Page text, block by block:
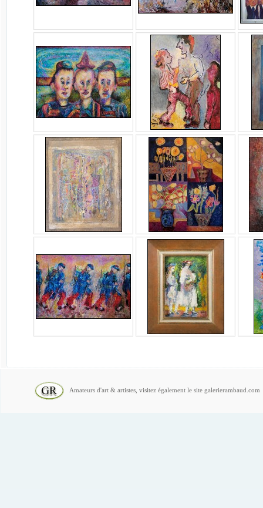
Amateurs d'art & artistes, visitez également le site galerierambaud.com